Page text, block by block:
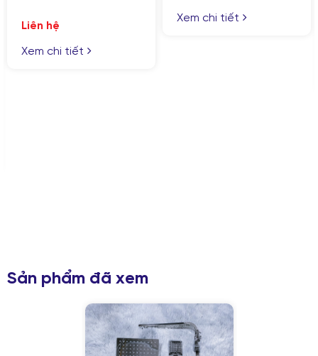
Liên hệ
Xem chi tiết
Xem chi tiết
Sản phẩm đã xem